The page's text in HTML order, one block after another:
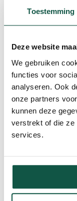
Toestemming
Deze website
We gebruiken
functies voor
analyseren. Ook
onze partners
kunnen deze
verstrekt of die ze
services.
Über dieses
die Haltung in
Gruppen von zwei
Kälbern
eignet sich daher
für Biobetriebe
die gesetzlichen
Kälber von klein